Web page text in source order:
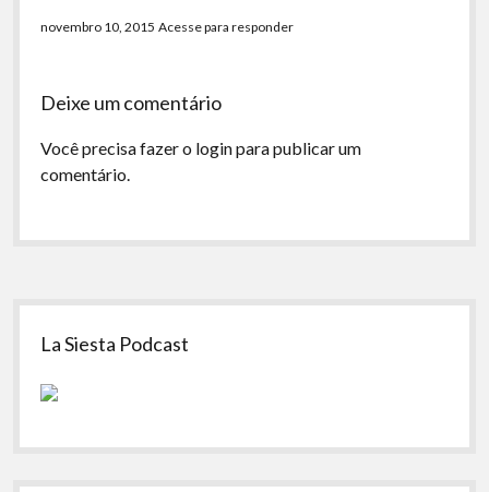
novembro 10, 2015 Acesse para responder
Deixe um comentário
Você precisa fazer o loginpara publicar um
comentário.
Sidebar
La Siesta Podcast